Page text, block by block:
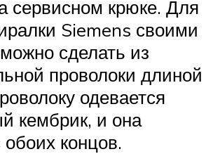
сервисном крюке. Для
Siemens своими
сделать из
проволоки длиной
одевается
кембрик, и она
обоих концов.